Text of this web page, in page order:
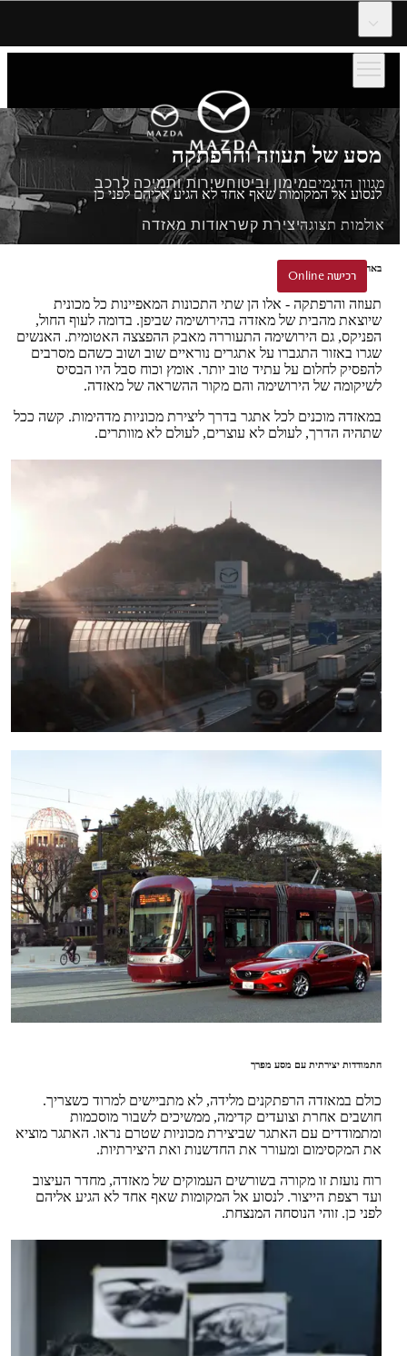
מגוון הדגמיםמימון וביטוחשירות ותמיכה לרכב
אולמות תצוגהיצירת קשראודות מאזדה
רכישה Online
מסע של תעוזה והרפתקה
לנסוע אל המקומות שאף אחד לא הגיע אליהם לפני כן
באהבה ובאומץ מהירושימה
תעוזה והרפתקה - אלו הן שתי התכונות המאפיינות כל מכונית
שיוצאת מהבית של מאזדה בהירושימה שביפן. בדומה לעוף החול,
הפניקס, גם הירושימה התעוררה מאבק ההפצצה האטומית. האנשים
שגרו באזור התגברו על אתגרים נוראיים שוב ושוב כשהם מסרבים
להפסיק לחלום על עתיד טוב יותר. אומץ וכוח סבל היו הבסיס
לשיקומה של הירושימה והם מקור ההשראה של מאזדה.
במאזדה מוכנים לכל אתגר בדרך ליצירת מכוניות מדהימות. קשה ככל
שתהיה הדרך, לעולם לא עוצרים, לעולם לא מוותרים.
התמודדות יצירתית עם מסע מפרך
כולם במאזדה הרפתקנים מלידה, לא מתביישים למרוד כשצריך.
חושבים אחרת וצועדים קדימה, ממשיכים לשבור מוסכמות
ומתמודדים עם האתגר שביצירת מכוניות שטרם נראו. האתגר מוציא
את המקסימום ומעורר את החדשנות ואת היצירתיות.
רוח נועזת זו מקורה בשורשים העמוקים של מאזדה, מחדר העיצוב
ועד רצפת הייצור. לנסוע אל המקומות שאף אחד לא הגיע אליהם
לפני כן. זוהי הנוסחה המנצחת.